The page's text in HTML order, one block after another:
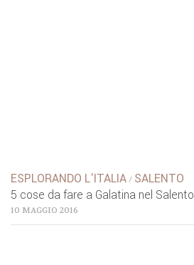
ESPLORANDO L'ITALIA / SALENTO
5 cose da fare a Galatina nel Salento
10 MAGGIO 2016